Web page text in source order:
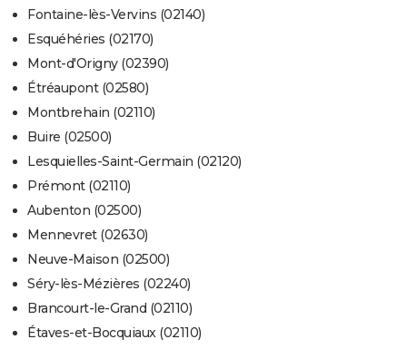
Fontaine-lès-Vervins (02140)
Esquéhéries (02170)
Mont-d'Origny (02390)
Étréaupont (02580)
Montbrehain (02110)
Buire (02500)
Lesquielles-Saint-Germain (02120)
Prémont (02110)
Aubenton (02500)
Mennevret (02630)
Neuve-Maison (02500)
Séry-lès-Mézières (02240)
Brancourt-le-Grand (02110)
Étaves-et-Bocquiaux (02110)